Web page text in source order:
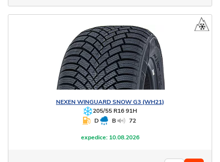
NEXEN WINGUARD SNOW G3 (WH21)
205/55 R16 91H
D
B 72
expedice:10.08.2026